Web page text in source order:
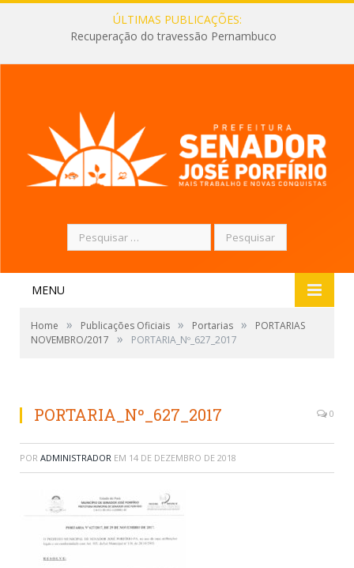
ÚLTIMAS PUBLICAÇÕES:
Recuperação do travessão Pernambuco
Pesquisar
por:
MENU
Home » Publicações Oficiais » Portarias »
PORTARIAS
NOVEMBRO/2017
» PORTARIA_Nº_627_2017
PORTARIA_Nº_627_2017 0
POR ADMINISTRADOR EM 14 DE DEZEMBRO DE 2018